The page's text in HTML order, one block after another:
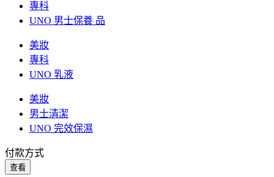
專科
UNO 男士保養 品
美妝
專科
UNO 乳液
美妝
男士清潔
UNO 完效保濕
付款方式
查看